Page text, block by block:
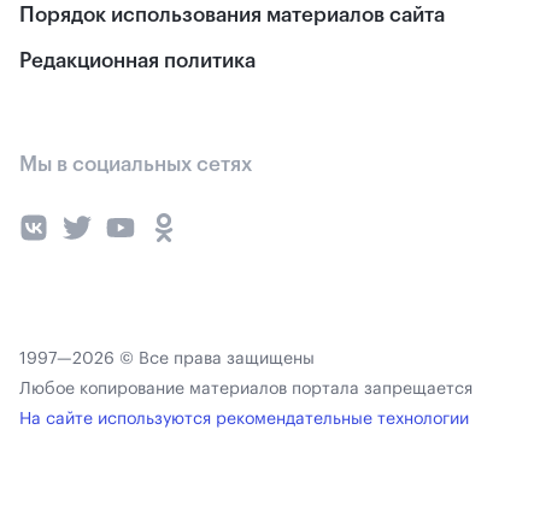
Порядок использования материалов сайта
Редакционная политика
Мы в социальных сетях
1997—2026 © Все права защищены
Любое копирование материалов портала запрещается
На сайте используются рекомендательные технологии